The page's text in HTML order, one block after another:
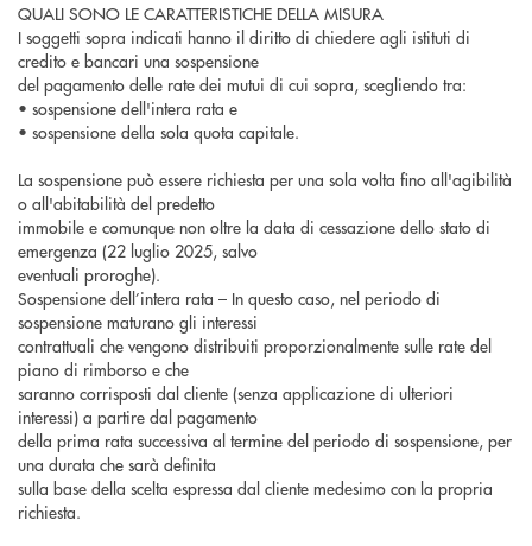
QUALI SONO LE CARATTERISTICHE DELLA MISURA
I soggetti sopra indicati hanno il diritto di chiedere agli istituti di
credito e bancari una sospensione
del pagamento delle rate dei mutui di cui sopra, scegliendo tra:
• sospensione dell'intera rata e
• sospensione della sola quota capitale.
La sospensione può essere richiesta per una sola volta fino all'agibilità
o all'abitabilità del predetto
immobile e comunque non oltre la data di cessazione dello stato di
emergenza (22 luglio 2025, salvo
eventuali proroghe).
Sospensione dell’intera rata – In questo caso, nel periodo di
sospensione maturano gli interessi
contrattuali che vengono distribuiti proporzionalmente sulle rate del
piano di rimborso e che
saranno corrisposti dal cliente (senza applicazione di ulteriori
interessi) a partire dal pagamento
della prima rata successiva al termine del periodo di sospensione, per
una durata che sarà definita
sulla base della scelta espressa dal cliente medesimo con la propria
richiesta.